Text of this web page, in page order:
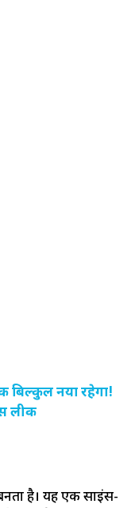
बिल्कुल नया रहेगा!
लीक
है। यह एक साइंस-